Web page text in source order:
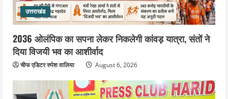
उत्तराखंड
2036 ओलंपिक का सपना लेकर निकलेगी कांवड़ यात्रा, संतों ने
दिया विजयी भव का आशीर्वाद
चीफ एडिटर रुपेश वालिया August 6, 2026